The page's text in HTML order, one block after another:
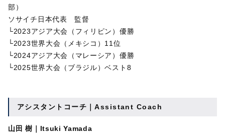
部）
ソサイチ日本代表 監督
└2023アジア大会（フィリピン）優勝
└2023世界大会（メキシコ）11位
└2024アジア大会（マレーシア）優勝
└2025世界大会（ブラジル）ベスト8
アシスタントコーチ｜Assistant Coach
山田 樹｜Itsuki Yamada